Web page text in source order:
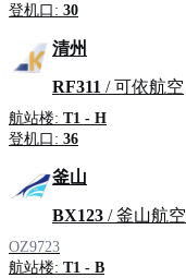
登机口: 30
清州
RF311 / 可依航空
航站楼: T1 - H
登机口: 36
釜山
BX123 / 釜山航空
OZ9723
航站楼: T1 - B